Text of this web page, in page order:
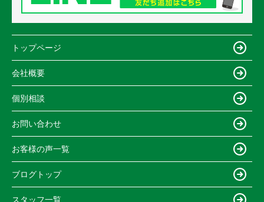
トップページ
会社概要
個別相談
お問い合わせ
お客様の声一覧
ブログトップ
スタッフ一覧